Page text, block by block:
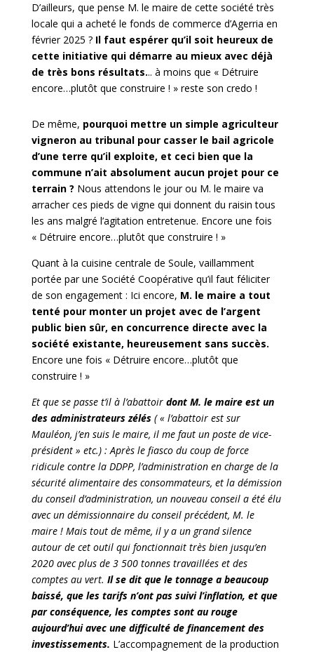
D’ailleurs, que pense M. le maire de cette société très
locale qui a acheté le fonds de commerce d’Agerria en
février 2025 ?Il faut espérer qu’il soit heureux de
cette initiative qui démarre au mieux avec déjà
de très bons résultats... à moins que « Détruire
encore…plutôt que construire ! » reste son credo !
De même, pourquoi mettre un simple agriculteur
vigneron au tribunal pour casser le bail agricole
d’une terre qu’il exploite, et ceci bien que la
commune n’ait absolument aucun projet pour ce
terrain ? Nous attendons le jour ou M. le maire va
arracher ces pieds de vigne qui donnent du raisin tous
les ans malgré l’agitation entretenue. Encore une fois
« Détruire encore…plutôt que construire ! »
Quant à la cuisine centrale de Soule, vaillamment
portée par une Société Coopérative qu’il faut féliciter
de son engagement : Ici encore, M. le maire a tout
tenté pour monter un projet avec de l’argent
public bien sûr, en concurrence directe avec la
société existante, heureusement sans succès.
Encore une fois « Détruire encore…plutôt que
construire ! »
Et que se passe t’il à l’abattoir dont M. le maire est un
des administrateurs zélés ( « l’abattoir est sur
Mauléon, j’en suis le maire, il me faut un poste de vice-
président » etc.) : Après le fiasco du coup de force
ridicule contre la DDPP, l’administration en charge de la
sécurité alimentaire des consommateurs, et la démission
du conseil d’administration, un nouveau conseil a été élu
avec un démissionnaire du conseil précédent, M. le
maire ! Mais tout de même, il y a un grand silence
autour de cet outil qui fonctionnait très bien jusqu’en
2020 avec plus de 3 500 tonnes travaillées et des
comptes au vert. Il se dit que le tonnage a beaucoup
baissé, que les tarifs n’ont pas suivi l’inflation, et que
par conséquence, les comptes sont au rouge
aujourd’hui avec une difficulté de financement des
investissements. L’accompagnement de la production